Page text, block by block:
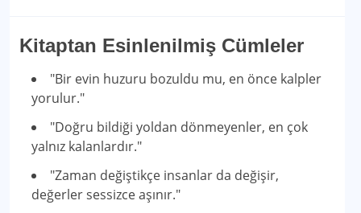
Kitaptan Esinlenilmiş Cümleler
"Bir evin huzuru bozuldu mu, en önce kalpler
yorulur."
"Doğru bildiği yoldan dönmeyenler, en çok
yalnız kalanlardır."
"Zaman değiştikçe insanlar da değişir,
değerler sessizce aşınır."